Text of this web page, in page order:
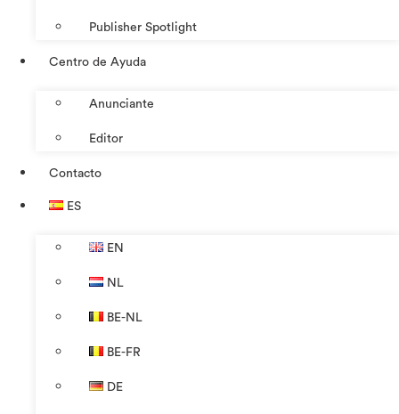
Publisher Spotlight
Centro de Ayuda
Anunciante
Editor
Contacto
ES
EN
NL
BE-NL
BE-FR
DE